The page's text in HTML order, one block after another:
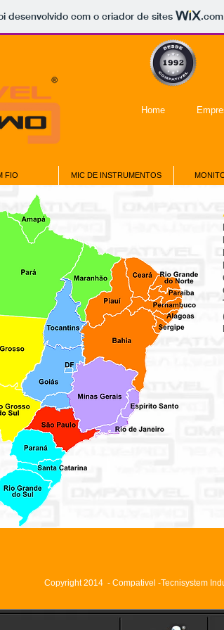
desenvolvido com o criador de sites .com
Home
FIO MIC DE INSTRUMENTOS
Copyright 2014 - Compativel -Tecnisystem